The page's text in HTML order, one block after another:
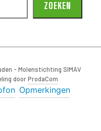
ZOEKEN
- Molenstichting SIMAV
doorProdaCom
Opmerkingen